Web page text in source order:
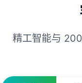
精工智能与